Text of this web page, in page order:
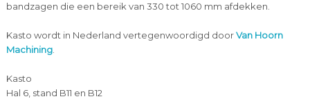
bandzagen die een bereik van 330 tot 1060 mm afdekken.
Kasto wordt in Nederland vertegenwoordigd doorVan Hoorn
Machining.
Kasto
Hal 6, stand B11 en B12